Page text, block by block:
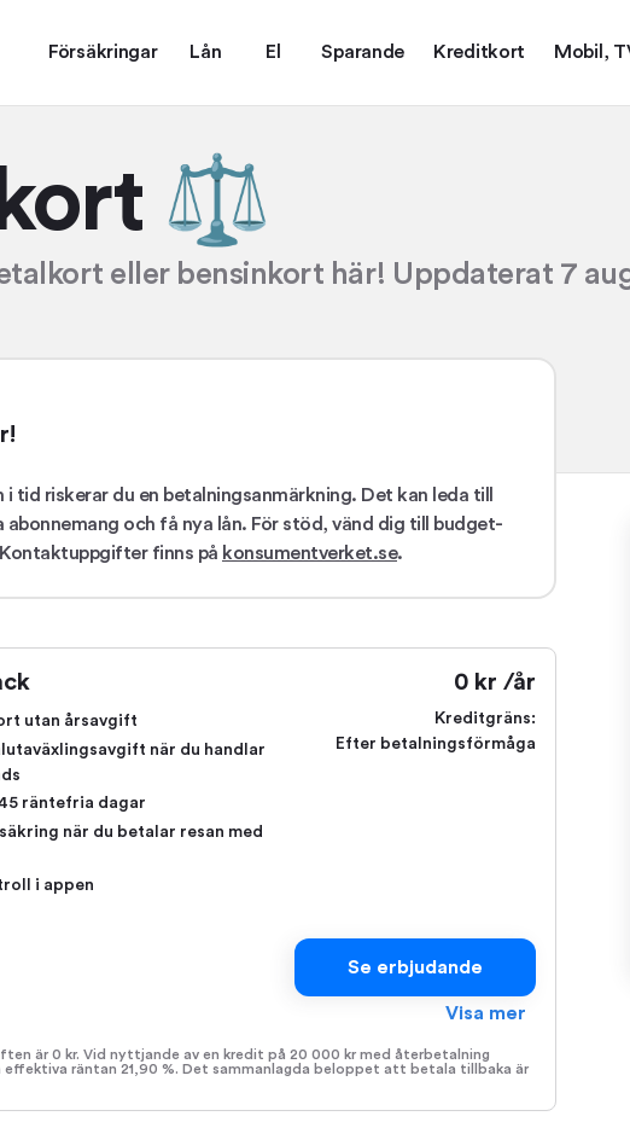
Försäkringar Lån El Sparande Kreditkort Mobil,
⚖️
eller bensinkort här! Uppdaterat 7
tid riskerar du en betalningsanmärkning. Det kan leda till
och få nya lån. För stöd, vänd dig till budget-
finns på konsumentverket.se.
utan årsavgift
när du handlar
räntefria dagar
när du betalar resan med
i appen
0 kr /år
Kreditgräns:
Efter betalningsförmåga
Visa mer
Se erbjudande
är 0 kr. Vid nyttjande av en kredit på 20 000 kr med återbetalning
effektiva räntan 21,90 %. Det sammanlagda beloppet att betala tillbaka är